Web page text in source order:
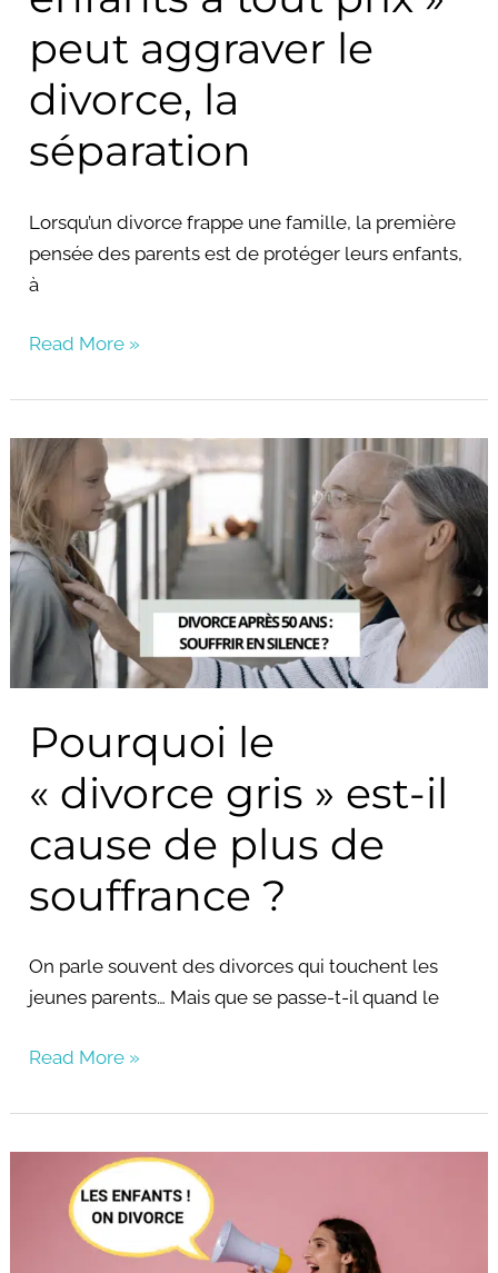
peut aggraver le
divorce, la
séparation
Lorsqu’un divorce frappe une famille, la première
pensée des parents est de protéger leurs enfants,
à
la
séparation
Read More »
Pourquoi le
« divorce gris » est-il
cause de plus de
souffrance ?
On parle souvent des divorces qui touchent les
jeunes parents… Mais que se passe-t-il quand le
Pourquoi
le
« divorce
gris »
est-
il
cause
plus
de
souffrance
Read More »
Divorce
Séparation